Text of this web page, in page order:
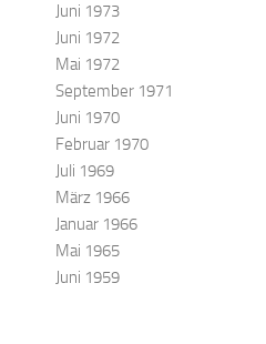
Juni 1973
Juni 1972
Mai 1972
September 1971
Juni 1970
Februar 1970
Juli 1969
März 1966
Januar 1966
Mai 1965
Juni 1959